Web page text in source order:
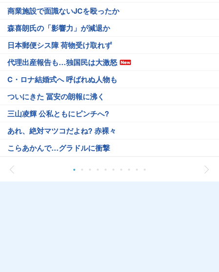
商業施設で面識ないJCを殴ったか
森喜朗氏の「影響力」が減退か
日本郵便シス障 荷物受け取れず
代理出産報告も…独国民は大激怒
C・ロナ結婚式へ 呼ばれぬ人物も
ついにきた 冨安の朗報に沸く
三山凌輝 公私ともにピンチへ?
あれ、絶対マツコだよね? 赤裸々
こらあかんで…グラドルに衝撃